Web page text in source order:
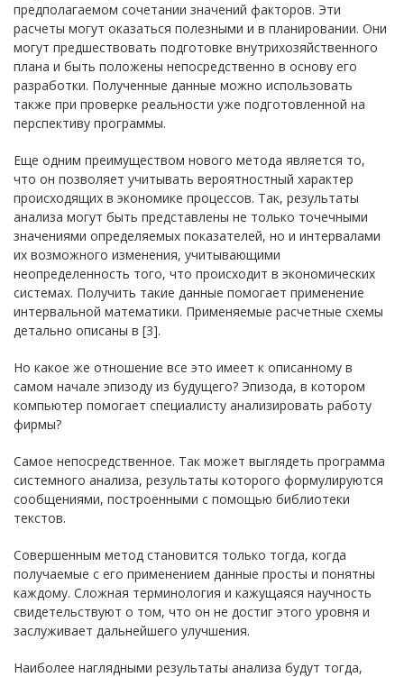
предполагаемом сочетании значений факторов. Эти
расчеты могут оказаться полезными и в планировании. Они
могут предшествовать подготовке внутрихозяйственного
плана и быть положены непосредственно в основу его
разработки. Полученные данные можно использовать
также при проверке реальности уже подготовленной на
перспективу программы.
Еще одним преимуществом нового метода является то,
что он позволяет учитывать вероятностный характер
происходящих в экономике процессов. Так, результаты
анализа могут быть представлены не только точечными
значениями определяемых показателей, но и интервалами
их возможного изменения, учитывающими
неопределенность того, что происходит в экономических
системах. Получить такие данные помогает применение
интервальной математики. Применяемые расчетные схемы
детально описаны в [3].
Но какое же отношение все это имеет к описанному в
самом начале эпизоду из будущего? Эпизода, в котором
компьютер помогает специалисту анализировать работу
фирмы?
Самое непосредственное. Так может выглядеть программа
системного анализа, результаты которого формулируются
сообщениями, построенными с помощью библиотеки
текстов.
Совершенным метод становится только тогда, когда
получаемые с его применением данные просты и понятны
каждому. Сложная терминология и кажущаяся научность
свидетельствуют о том, что он не достиг этого уровня и
заслуживает дальнейшего улучшения.
Наиболее наглядными результаты анализа будут тогда,